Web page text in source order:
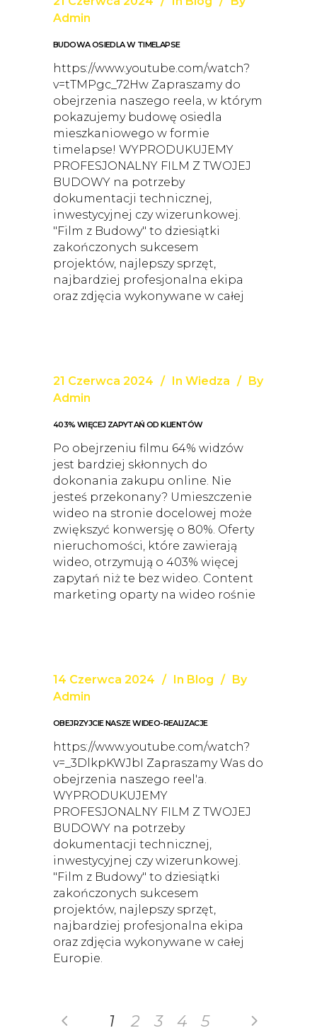
Admin
BUDOWA OSIEDLA W TIMELAPSE
https://www.youtube.com/watch?
v=tTMPgc_72Hw Zapraszamy do
obejrzenia naszego reela, w którym
pokazujemy budowę osiedla
mieszkaniowego w formie
timelapse! WYPRODUKUJEMY
PROFESJONALNY FILM Z TWOJEJ
BUDOWY na potrzeby
dokumentacji technicznej,
inwestycyjnej czy wizerunkowej.
"Film z Budowy" to dziesiątki
zakończonych sukcesem
projektów, najlepszy sprzęt,
najbardziej profesjonalna ekipa
oraz zdjęcia wykonywane w całej
21 Czerwca 2024 In Wiedza
By
Admin
403% WIĘCEJ ZAPYTAŃ OD KLIENTÓW
Po obejrzeniu filmu 64% widzów
jest bardziej skłonnych do
dokonania zakupu online. Nie
jesteś przekonany? Umieszczenie
wideo na stronie docelowej może
zwiększyć konwersję o 80%. Oferty
nieruchomości, które zawierają
wideo, otrzymują o 403% więcej
zapytań niż te bez wideo. Content
marketing oparty na wideo rośnie
14 Czerwca 2024 In Blog
By
Admin
OBEJRZYJCIE NASZE WIDEO-REALIZACJE
https://www.youtube.com/watch?
v=_3DlkpKWJbI Zapraszamy Was do
obejrzenia naszego reel'a.
WYPRODUKUJEMY
PROFESJONALNY FILM Z TWOJEJ
BUDOWY na potrzeby
dokumentacji technicznej,
inwestycyjnej czy wizerunkowej.
"Film z Budowy" to dziesiątki
zakończonych sukcesem
projektów, najlepszy sprzęt,
najbardziej profesjonalna ekipa
oraz zdjęcia wykonywane w całej
Europie.
1 2 3 4 5